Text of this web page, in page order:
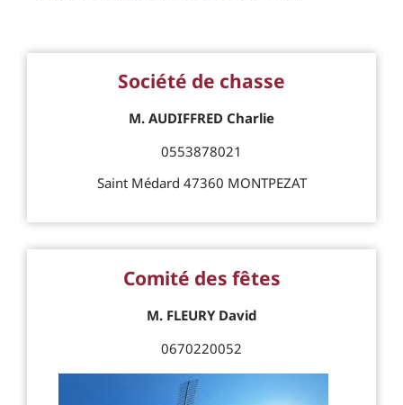
Société de chasse
M. AUDIFFRED Charlie
0553878021
Saint Médard 47360 MONTPEZAT
Comité des fêtes
M. FLEURY David
0670220052